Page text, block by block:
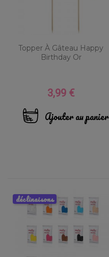
Topper À Gâteau Happy
Birthday Or
Prix
3,99 €
Ajouter au panier
déclinaisons